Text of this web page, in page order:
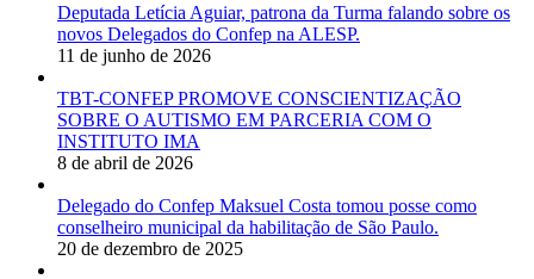
Deputada Letícia Aguiar, patrona da Turma falando sobre os
novos Delegados do Confep na ALESP.
11 de junho de 2026
TBT-CONFEP PROMOVE CONSCIENTIZAÇÃO
SOBRE O AUTISMO EM PARCERIA COM O
INSTITUTO IMA
8 de abril de 2026
Delegado do Confep Maksuel Costa tomou posse como
conselheiro municipal da habilitação de São Paulo.
20 de dezembro de 2025